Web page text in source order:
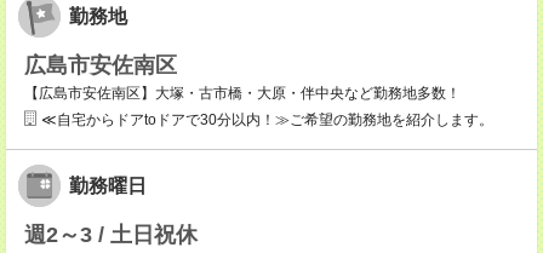
勤務地
広島市安佐南区
【広島市安佐南区】大塚・古市橋・大原・伴中央など勤務地多数！
≪自宅からドアtoドアで30分以内！≫ご希望の勤務地を紹介します。
勤務曜日
週2～3 / 土日祝休